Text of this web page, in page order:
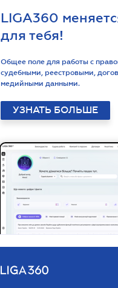
LIGA360
для тебя!
Общее поле для работы с
судебными, реестровыми,
медийными данными.
УЗНАТЬ БОЛЬШЕ